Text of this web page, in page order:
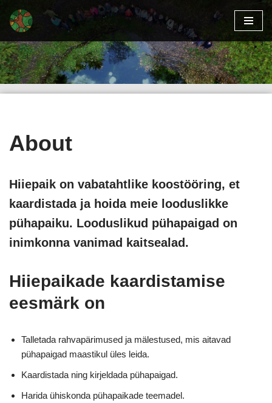
Skip
to
content
About
Hiiepaik on vabatahtlike koostööring, et
kaardistada ja hoida meie looduslikke
pühapaiku. Looduslikud pühapaigad on
inimkonna vanimad kaitsealad.
Hiiepaikade kaardistamise
eesmärk on
Talletada rahvapärimused ja mälestused, mis aitavad
pühapaigad maastikul üles leida.
Kaardistada ning kirjeldada pühapaigad.
Harida ühiskonda pühapaikade teemadel.